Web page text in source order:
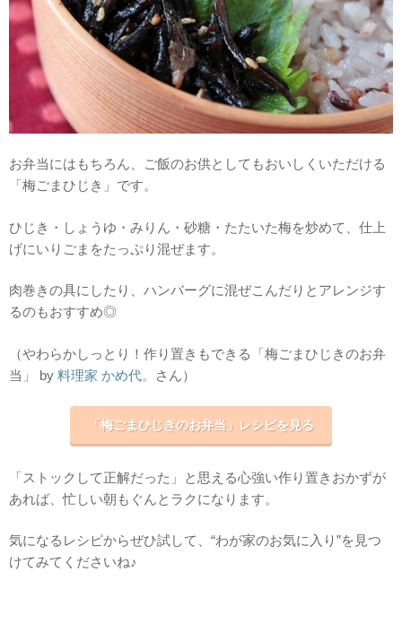
お弁当にはもちろん、ご飯のお供としてもおいしくいただける
「梅ごまひじき」です。
ひじき・しょうゆ・みりん・砂糖・たたいた梅を炒めて、仕上
げにいりごまをたっぷり混ぜます。
肉巻きの具にしたり、ハンバーグに混ぜこんだりとアレンジす
るのもおすすめ◎
（やわらかしっとり！作り置きもできる「梅ごまひじきのお弁
当」 by 料理家 かめ代。 さん）
「梅ごまひじきのお弁当」レシピを見る
「ストックして正解だった」と思える心強い作り置きおかずが
あれば、忙しい朝もぐんとラクになります。
気になるレシピからぜひ試して、“わが家のお気に入り”を見つ
けてみてくださいね♪